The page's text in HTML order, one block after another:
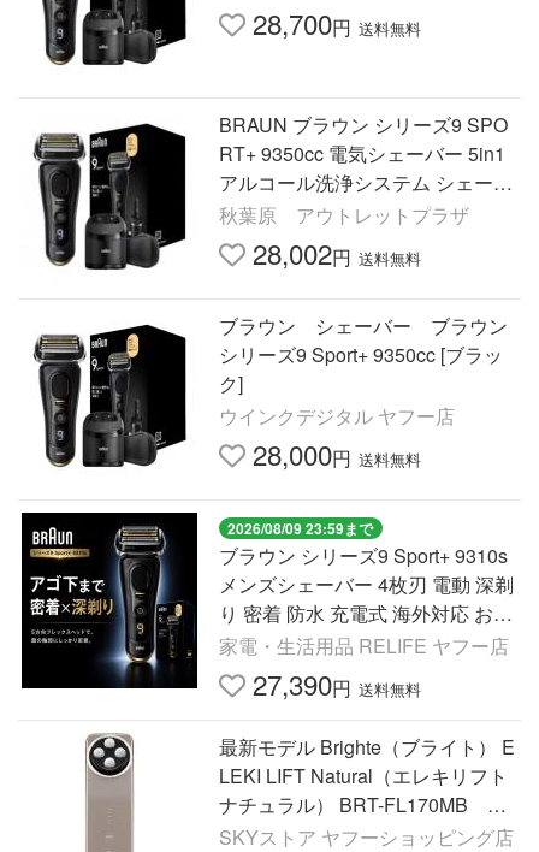
28,700円 送料無料
BRAUN ブラウン シリーズ9 SPO
RT+ 9350cc 電気シェーバー 5in1
アルコール洗浄システム シェーバ
ーケース付き ブラック アトリエ
秋葉原 アウトレットプラザ
28,002円 送料無料
ブラウン シェーバー ブラウン
シリーズ9 Sport+ 9350cc [ブラッ
ク]
ウインクデジタル ヤフー店
28,000円 送料無料
2026/08/09 23:59まで
ブラウン シリーズ9 Sport+ 9310s
メンズシェーバー 4枚刃 電動 深剃
り 密着 防水 充電式 海外対応 お風
呂剃り アトリエブラック
家電・生活用品 RELIFE ヤフー店
27,390円 送料無料
最新モデル Brighte（ブライト） E
LEKI LIFT Natural（エレキリフト
ナチュラル） BRT-FL170MB モ
カブラウン ＿モカ
SKYストア ヤフーショッピング店